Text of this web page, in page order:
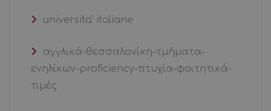
universita' italiane
αγγλικά-θεσσαλονίκη-τμήματα-
ενηλίκων-proficiency-πτυχία-φοιτητικά-
τιμές